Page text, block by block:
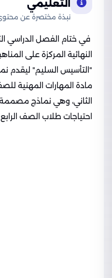
التعليمي
نبذة مختصرة عن
في ختام الفصل الدراسي
النهائية المركزة على
"التأسيس السليم" ليقدم
مادة المهارات المهنية للصف
الثاني، وهي نماذج
احتياجات طلاب الصف الرابع